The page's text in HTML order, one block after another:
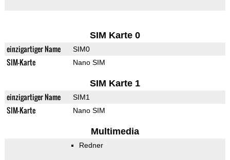
SIM Karte 0
einzigartiger Name SIM0
SIM-Karte Nano SIM
SIM Karte 1
einzigartiger Name SIM1
SIM-Karte Nano SIM
Multimedia
Redner